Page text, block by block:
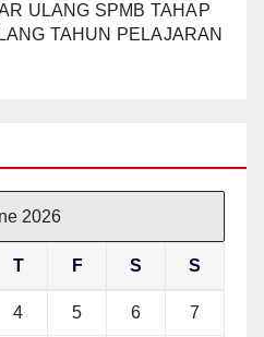
ULANG SPMB TAHAP
TAHUN PELAJARAN
2026
T F S S
4 5 6 7